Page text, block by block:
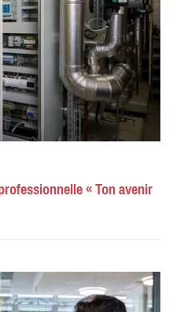
« Ton avenir